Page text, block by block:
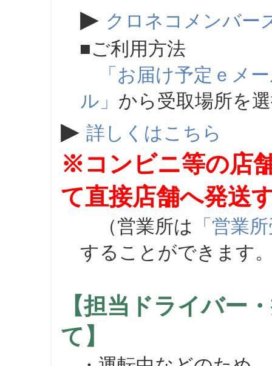
▶ クロネコメンバー
■ご利用方法
「お届け予定ｅメ
ル」 から受取場所を
▶ 詳しくはこちら
※コンビニ等の店
て直接店舗へ発送
（営業所は 「営業
することができます
【担当ドライバー
て】